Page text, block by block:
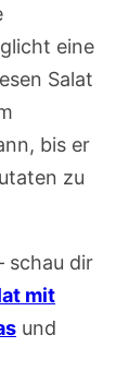
eine
Salat
bis er
zu
schau dir
mit
und